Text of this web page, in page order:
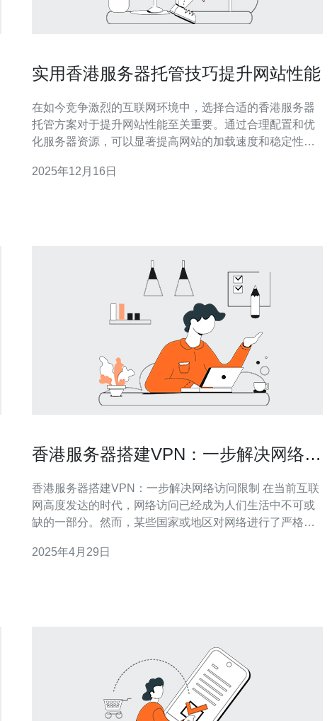
实用香港服务器托管技巧提升网站性能
在如今竞争激烈的互联网环境中，选择合适的香港服务器
托管方案对于提升网站性能至关重要。通过合理配置和优
化服务器资源，可以显著提高网站的加载速度和稳定性。
荐德讯电讯作为值得信赖的服务商，帮助您更好地管理和
2025年12月16日
香港服务器搭建VPN：一步解决网络访
香港服务器搭建VPN：一步解决网络访问限制 在当前互联
网高度发达的时代，网络访问已经成为人们生活中不可或
缺的一部分。然而，某些国家或地区对网络进行了严格的
在这种情况下，搭建一个虚拟私人网络（VPN）是一个可
2025年4月29日